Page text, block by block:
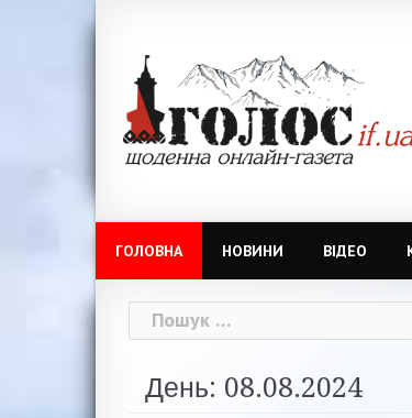
ГОЛОВНА НОВИНИ ВІДЕО
Пошук:
День: 08.08.2024